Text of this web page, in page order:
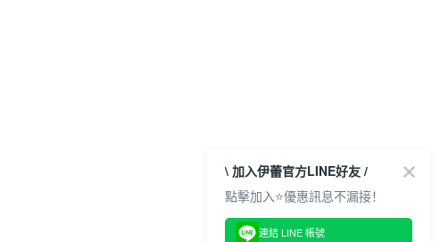
\ 加入伊蕾官方LINE好友 /
點擊加入⭐優惠訊息不漏接！
連結 LINE 帳號